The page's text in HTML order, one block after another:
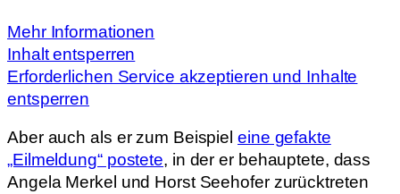
Mehr Informationen
Inhalt entsperren
Erforderlichen Service akzeptieren und Inhalte
entsperren
Aber auch als er zum Beispiel eine gefakte
„Eilmeldung“ postete, in der er behauptete, dass
Angela Merkel und Horst Seehofer zurücktreten